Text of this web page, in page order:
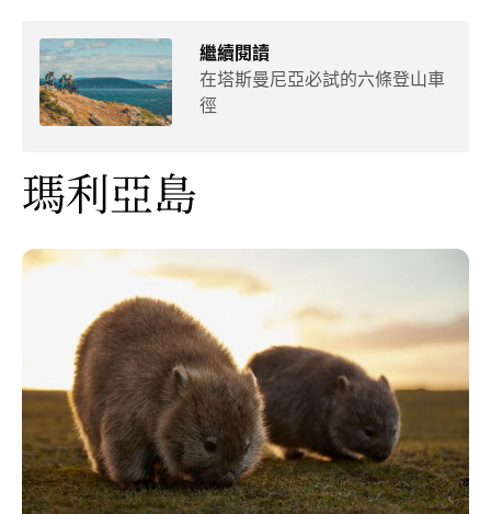
繼續閱讀
在塔斯曼尼亞必試的六條登山車
徑
瑪利亞島